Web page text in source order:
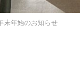
末年始のお知らせ